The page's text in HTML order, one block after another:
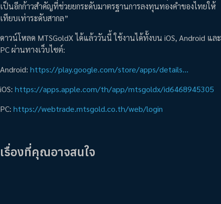
เป็นอีกก้าวสำคัญที่ช่วยยกระดับมาตรฐานการลงทุนทองคำของไทยให้
เทียบเท่าระดับสากล”
ดาวน์โหลด MTSGoldX ได้แล้ววันนี้ ใช้งานได้ทั้งบน iOS, Android และ
PC ผ่านทางเว็บไซต์:
Android: https://play.google.com/store/apps/details…
iOS: https://apps.apple.com/th/app/mtsgoldx/id6468945305
PC: https://webtrade.mtsgold.co.th/web/login
เรื่องที่คุณอาจสนใจ